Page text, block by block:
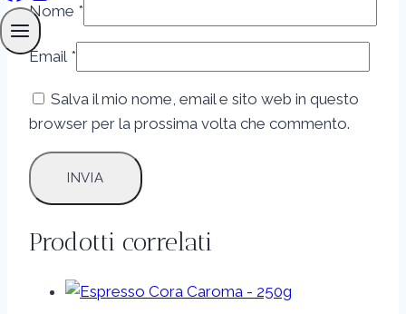
Nome *
Email *
Salva il mio nome, email e sito web in questo
browser per la prossima volta che commento.
Prodotti correlati